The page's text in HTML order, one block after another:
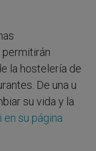
la hostelería de
De una u
su vida y la
en su página